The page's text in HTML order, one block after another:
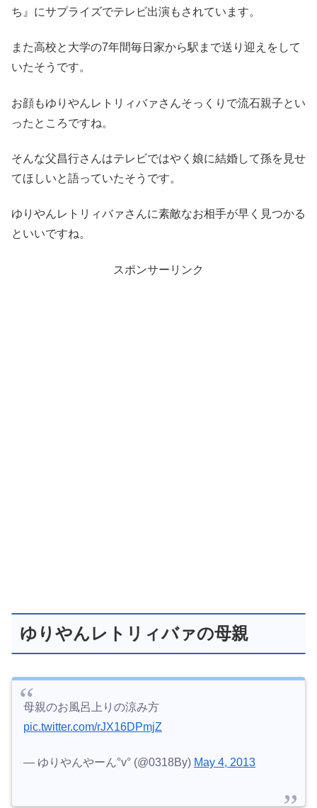
ち』にサプライズでテレビ出演もされています。
また高校と大学の7年間毎日家から駅まで送り迎えをして
いたそうです。
お顔もゆりやんレトリィバァさんそっくりで流石親子とい
ったところですね。
そんな父昌行さんはテレビではやく娘に結婚して孫を見せ
てほしいと語っていたそうです。
ゆりやんレトリィバァさんに素敵なお相手が早く見つかる
といいですね。
スポンサーリンク
ゆりやんレトリィバァの母親
母親のお風呂上りの涼み方
pic.twitter.com/rJX16DPmjZ
— ゆりやんやーん°v° (@0318By) May 4, 2013